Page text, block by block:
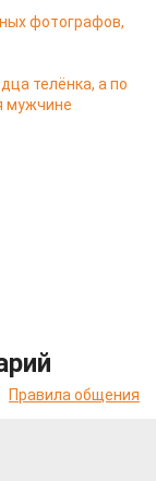
фотографов,
телёнка, а по
мужчине
Правила общения